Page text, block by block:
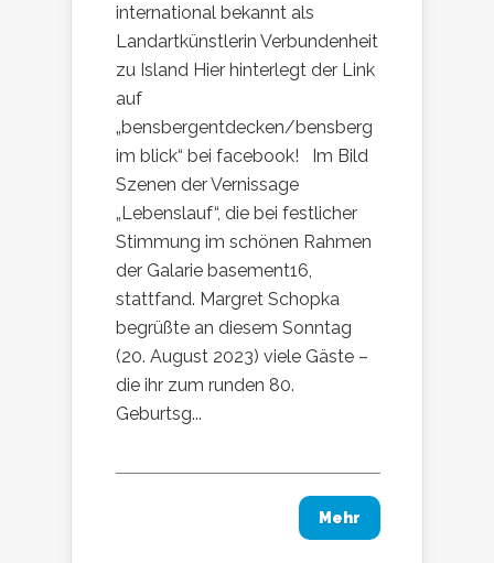
international bekannt als
Landartkünstlerin Verbundenheit
zu Island Hier hinterlegt der Link
auf
„bensbergentdecken/bensberg
im blick“ bei facebook! Im Bild
Szenen der Vernissage
„Lebenslauf“, die bei festlicher
Stimmung im schönen Rahmen
der Galarie basement16,
stattfand. Margret Schopka
begrüßte an diesem Sonntag
(20. August 2023) viele Gäste –
die ihr zum runden 80.
Geburtsg...
Mehr